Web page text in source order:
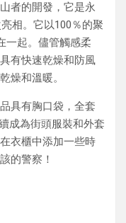
者的開發，它是永
相。它以100％的聚
一起。儘管觸感柔
有快速乾燥和防風
燥和溫暖。
具有胸口袋，全套
成為街頭服裝和外套
衣櫃中添加一些時
的警察！